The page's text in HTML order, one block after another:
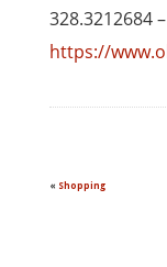
328.3212684 –
https://
« Shopping